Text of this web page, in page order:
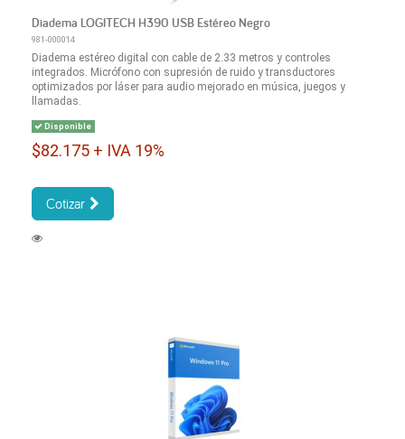
Diadema LOGITECH H390 USB Estéreo Negro
981-000014
Diadema estéreo digital con cable de 2.33 metros y controles
integrados. Micrófono con supresión de ruido y transductores
optimizados por láser para audio mejorado en música, juegos y
llamadas.
Disponible
$82.175 + IVA 19%
Cotizar